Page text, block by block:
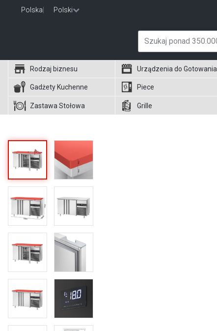
Polska Polski
Rodzaj biznesu Urządzenia do Gotowania
Gadżety Kuchenne Piece
Zastawa Stołowa Grille